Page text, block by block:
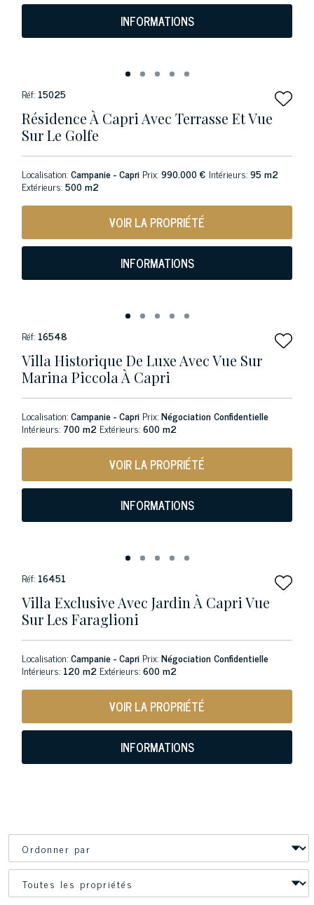
INFORMATIONS
Réf: 15025
Résidence À Capri Avec Terrasse Et Vue
Sur Le Golfe
Localisation:Campanie - Capri Prix:990.000 € Intérieurs:95 m2
Extérieurs:500 m2
VOIR LA PROPRIÉTÉ
INFORMATIONS
Réf: 16548
Villa Historique De Luxe Avec Vue Sur
Marina Piccola À Capri
Localisation:Campanie - Capri Prix:Négociation Confidentielle
Intérieurs: 700 m2 Extérieurs:600 m2
VOIR LA PROPRIÉTÉ
INFORMATIONS
Réf: 16451
Villa Exclusive Avec Jardin À Capri Vue
Sur Les Faraglioni
Localisation:Campanie - Capri Prix:Négociation Confidentielle
Intérieurs: 120 m2 Extérieurs:600 m2
VOIR LA PROPRIÉTÉ
INFORMATIONS